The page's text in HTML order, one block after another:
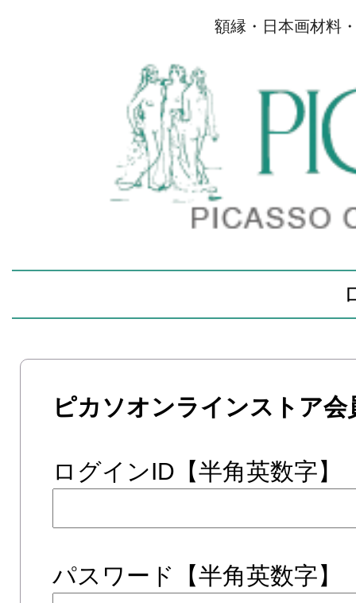
額縁・日本画材料
ピカソオンラインストア会
ログインID【半角英数字】
パスワード【半角英数字】